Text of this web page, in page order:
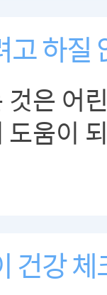
고 하질
은 어
움이
건강